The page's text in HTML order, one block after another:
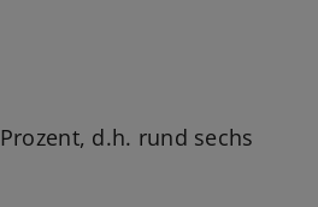
d.h. rund sechs